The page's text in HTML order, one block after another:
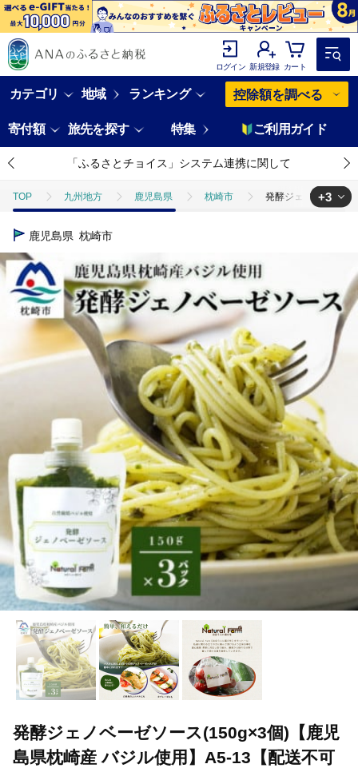
ログイン 新規登録 カート
カテゴリ 地域 ランキング 控除額を調べる
寄付額 旅先を探す 特集 ご利用ガイド
「ふるさとチョイス」システム連携に関して
TOP 九州地方 鹿児島県 枕崎市 発酵ジェノベーゼソ
TOP
TOP
TOP 加工食品 調味料 発酵ジェノベ
+3
鹿児島県 枕崎市
発酵ジェノベーゼソース(150g×3個)【鹿児
島県枕崎産 バジル使用】A5-13【配送不可